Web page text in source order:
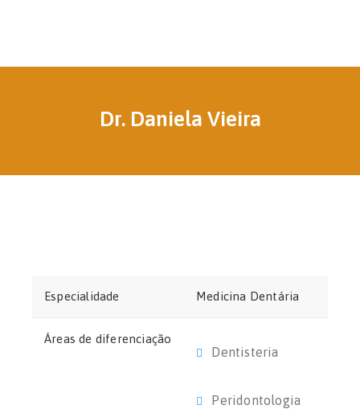
Dr. Daniela Vieira
Especialidade Medicina Dentária
Áreas de diferenciação
Dentisteria
Peridontologia